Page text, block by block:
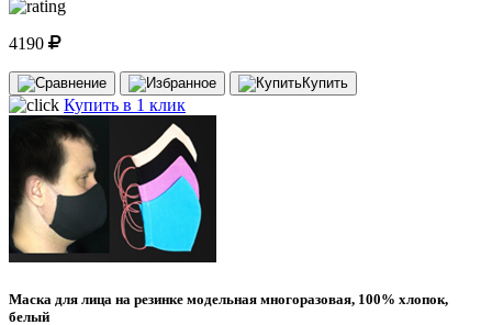
4190
Купить
Купить в 1 клик
Маска для лица на резинке модельная многоразовая, 100% хлопок,
белый